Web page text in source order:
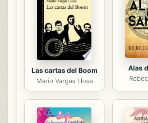
Fossati y Luciano
sede en Madrid. El
editorial ...
Las cartas del Boom
Mario Vargas Llosa
Alas